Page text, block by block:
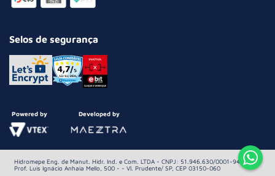
Selos de segurança
Powered by Developed by
Hidromepe Eng. de Manut. Hidr. Ind. e Com. LTDA - CNPJ: 51.946.630/0001-94 Av.
Prof. Luis Ignácio Anhaia Mello, 500 - - Vl. Prudente/ SP, CEP 03150-060